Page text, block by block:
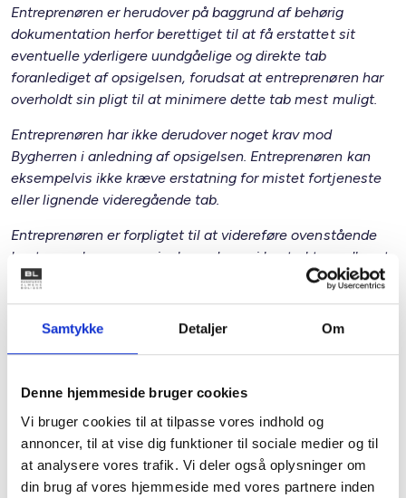
Samtykke Detaljer Om
Denne hjemmeside bruger cookies
Vi bruger cookies til at tilpasse vores indhold og
annoncer, til at vise dig funktioner til sociale medier og til
at analysere vores trafik. Vi deler også oplysninger om
din brug af vores hjemmeside med vores partnere inden
Entreprenøren er herudover på baggrund af behørig
dokumentation herfor berettiget til at få erstattet sit
eventuelle yderligere uundgåelige og direkte tab
foranlediget af opsigelsen, forudsat at entreprenøren har
overholdt sin pligt til at minimere dette tab mest muligt.
Entreprenøren har ikke derudover noget krav mod
Bygherren i anledning af opsigelsen. Entreprenøren kan
eksempelvis ikke kræve erstatning for mistet fortjeneste
eller lignende videregående tab.
Entreprenøren er forpligtet til at videreføre ovenstående
bestemmelser om opsigelsesadgang i kontraktgrundlaget
med sine underentreprenører og underleverandører.”
anvendelsen af escapeklausuler, idet Dansk Byggeri ikke
mener, at entreprenøren bør miste indtægter i tilfælde af
boligorganisation kan derfor forvente en henvendelse fra
Dansk Byggeri.
Det vil i en sådan situation have betydning, at kommune og
boligorganisation har en konkret begrundelse for